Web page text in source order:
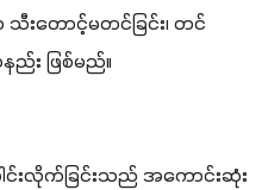
းတောင့်မတင်ခြင်း၊ တင်
း ဖြစ်မည်။
ါင်းလိုက်ခြင်းသည် အကောင်းဆုံး